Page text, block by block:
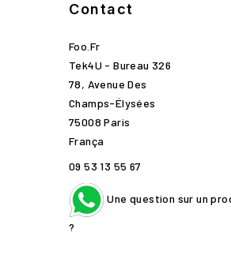
Contact
Foo.fr
Tek4U - Bureau 326
78, Avenue Des
Champs-Élysées
75008 Paris
França
09 53 13 55 67
Une question sur un
?